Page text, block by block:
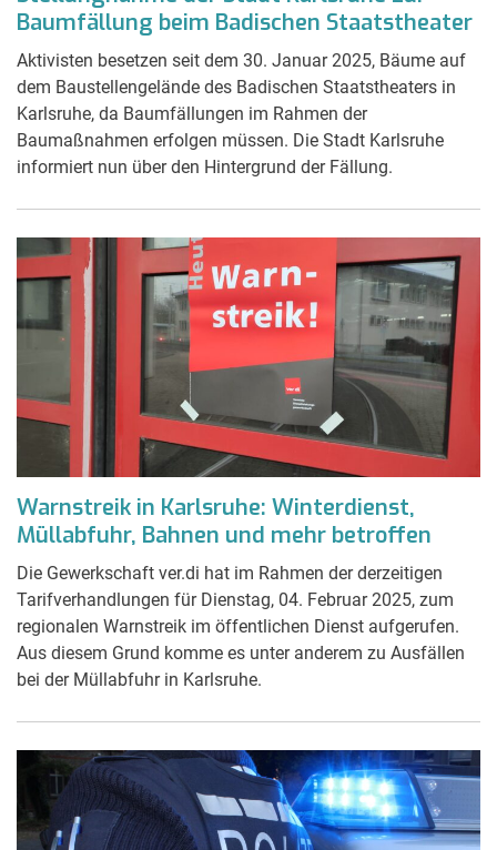
Baumfällung beim Badischen Staatstheater
Aktivisten besetzen seit dem 30. Januar 2025, Bäume auf
dem Baustellengelände des Badischen Staatstheaters in
Karlsruhe, da Baumfällungen im Rahmen der
Baumaßnahmen erfolgen müssen. Die Stadt Karlsruhe
informiert nun über den Hintergrund der Fällung.
Warnstreik in Karlsruhe: Winterdienst,
Müllabfuhr, Bahnen und mehr betroffen
Die Gewerkschaft ver.di hat im Rahmen der derzeitigen
Tarifverhandlungen für Dienstag, 04. Februar 2025, zum
regionalen Warnstreik im öffentlichen Dienst aufgerufen.
Aus diesem Grund komme es unter anderem zu Ausfällen
bei der Müllabfuhr in Karlsruhe.